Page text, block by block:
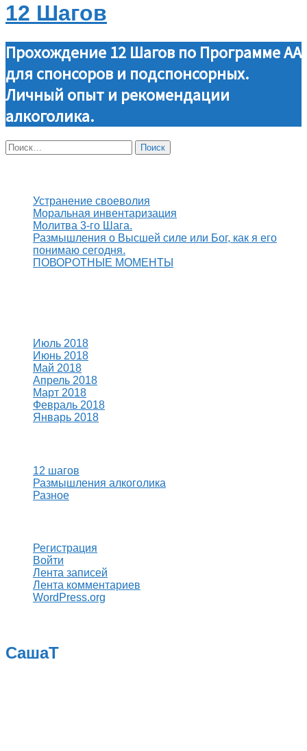
12 Шагов
Прохождение 12 Шагов по Программе АА
для спонсоров и подспонсорных.
Личный опыт и рекомендации
алкоголика.
Найти:
Устранение своеволия
Моральная инвентаризация
Молитва 3-го Шага.
Размышления о Высшей силе или Бог, как я его
понимаю сегодня.
ПОВОРОТНЫЕ МОМЕНТЫ
Июль 2018
Июнь 2018
Май 2018
Апрель 2018
Март 2018
Февраль 2018
Январь 2018
12 шагов
Размышления алкоголика
Разное
Регистрация
Войти
Лента записей
Лента комментариев
WordPress.org
СашаТ